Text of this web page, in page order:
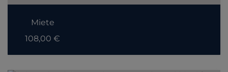
Miete
108,00 €